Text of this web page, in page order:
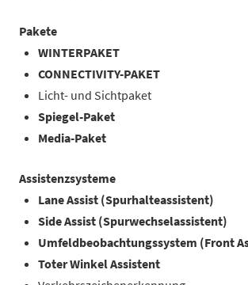
Pakete
WINTERPAKET
CONNECTIVITY-PAKET
Licht- und Sichtpaket
Spiegel-Paket
Media-Paket
Assistenzsysteme
Lane Assist (Spurhalteassistent)
Side Assist (Spurwechselassistent)
Umfeldbeobachtungssystem (Front
Toter Winkel Assistent